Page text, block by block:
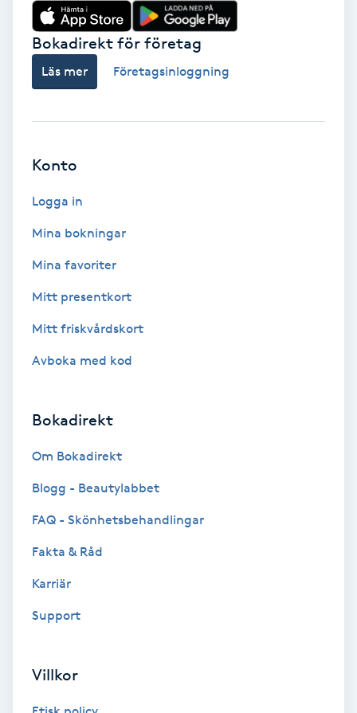
Färgning
Föning
Gelenaglar
Gellack med förstärkning
Gravidmassage
Gravidyoga
Headspa
HIFU
Bokadirekt för företag
Läs mer Företagsinloggning
Konto
Logga in
Mina bokningar
Mina favoriter
Mitt presentkort
Mitt friskvårdskort
Avboka med kod
Bokadirekt
Om Bokadirekt
Blogg - Beautylabbet
FAQ - Skönhetsbehandlingar
Fakta & Råd
Karriär
Support
Villkor